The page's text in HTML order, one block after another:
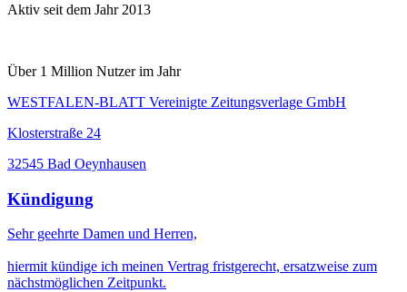
Aktiv seit dem Jahr 2013
Über 1 Million Nutzer im Jahr
WESTFALEN-BLATT Vereinigte Zeitungsverlage GmbH
Klosterstraße 24
32545 Bad Oeynhausen
Kündigung
Sehr geehrte Damen und Herren,
hiermit kündige ich meinen Vertrag fristgerecht, ersatzweise zum
nächstmöglichen Zeitpunkt.